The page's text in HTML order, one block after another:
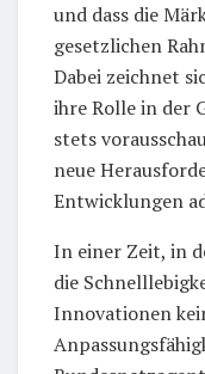
und dass die
gesetzlichen
Dabei zeichnet
ihre Rolle in der
stets
neue
Entwicklungen
In einer Zeit, in
die
Innovationen